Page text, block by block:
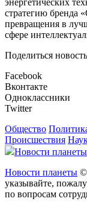
энергетических
стратегию бренда
превращения в
сфере
Поделиться
Facebook
Вконтакте
Одноклассники
Twitter
Общество
Происшествия
Новости планеты
Новости планеты ©
указывайте,
по вопросам